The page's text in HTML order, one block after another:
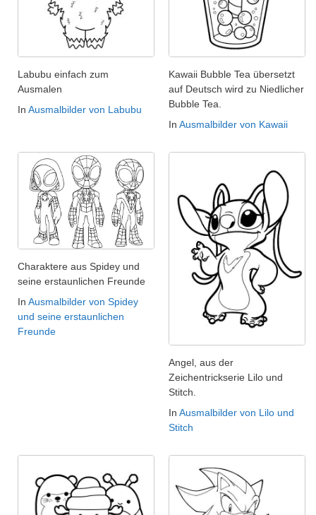
Labubu einfach zum
Ausmalen
In Ausmalbilder von Labubu
Kawaii Bubble Tea übersetzt
auf Deutsch wird zu Niedlicher
Bubble Tea.
In Ausmalbilder von Kawaii
Charaktere aus Spidey und
seine erstaunlichen Freunde
In Ausmalbilder von Spidey
und seine erstaunlichen
Freunde
Angel, aus der
Zeichentrickserie Lilo und
Stitch.
In Ausmalbilder von Lilo und
Stitch